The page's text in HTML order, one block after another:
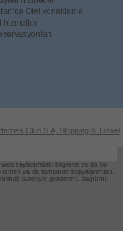
Otel konaklama
hizmetleri
Club S.A, Shipping & Travel
sayfasındaki bilgilerin ya da bu
kısmen ya da tamamen kopyalanması,
suretiyle gönderimi, dağıtımı,